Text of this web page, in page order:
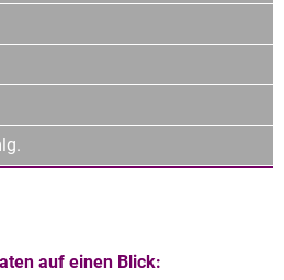
auf einen Blick: